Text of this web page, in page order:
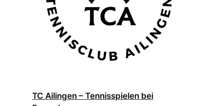
TC Ailingen – Tennisspielen bei